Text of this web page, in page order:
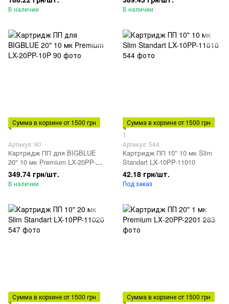
В наличии В наличии
Сумма в корзине от 1500 грн
Артикул: 90
Картридж ПП для BIGBLUE
20" 10 мк Premium LX-20PP-
10P
349.74 грн/шт.
В наличии
Сумма в корзине от 1500 грн
1
Артикул: 544
Картридж ПП 10" 10 мк Slim
Standart LX-10PP-11010
42.18 грн/шт.
Под заказ
Сумма в корзине от 1500 грн
Сумма в корзине от 1500 грн